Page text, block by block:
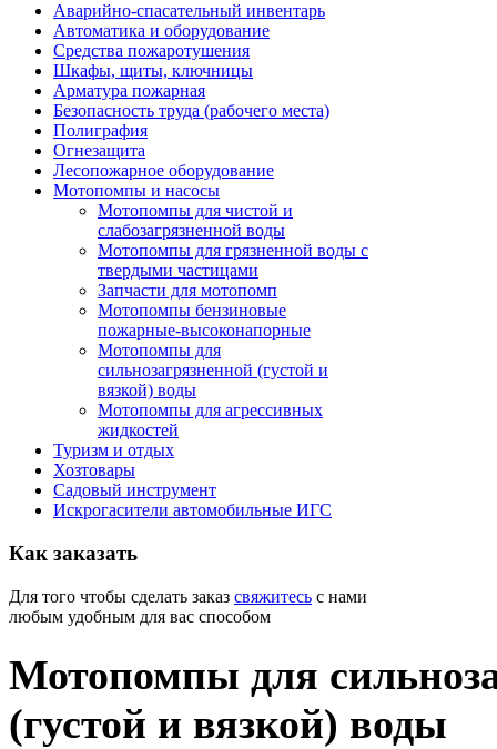
Аварийно-спасательный инвентарь
Автоматика и оборудование
Средства пожаротушения
Шкафы, щиты, ключницы
Арматура пожарная
Безопасность труда (рабочего места)
Полиграфия
Огнезащита
Лесопожарное оборудование
Мотопомпы и насосы
Мотопомпы для чистой и
слабозагрязненной воды
Мотопомпы для грязненной воды с
твердыми частицами
Запчасти для мотопомп
Мотопомпы бензиновые
пожарные-высоконапорные
Мотопомпы для
сильнозагрязненной (густой и
вязкой) воды
Мотопомпы для агрессивных
жидкостей
Туризм и отдых
Хозтовары
Садовый инструмент
Искрогасители автомобильные ИГС
Как заказать
Для того чтобы сделать заказ свяжитесь с нами
любым удобным для вас способом
Мотопомпы для
(густой и вязкой) воды